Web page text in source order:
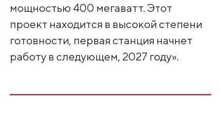
мощностью 400 мегаватт. Этот
проект находится в высокой степени
готовности, первая станция начнет
работу в следующем, 2027 году».